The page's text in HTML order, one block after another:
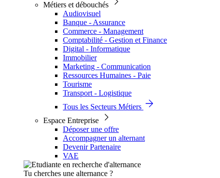
Métiers et débouchés
Audiovisuel
Banque - Assurance
Commerce - Management
Comptabilité - Gestion et Finance
Digital - Informatique
Immobilier
Marketing - Communication
Ressources Humaines - Paie
Tourisme
Transport - Logistique
Tous les Secteurs Métiers
Espace Entreprise
Déposer une offre
Accompagner un alternant
Devenir Partenaire
VAE
Tu cherches une alternance ?